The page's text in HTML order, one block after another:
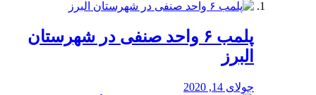
پلمب ۶ واحد صنفی در شهرستان
البرز
جولای 14, 2020